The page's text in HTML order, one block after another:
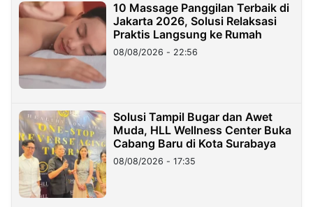
10 Massage Panggilan Terbaik di
Jakarta 2026, Solusi Relaksasi
Praktis Langsung ke Rumah
08/08/2026 - 22:56
Solusi Tampil Bugar dan Awet
Muda, HLL Wellness Center Buka
Cabang Baru di Kota Surabaya
08/08/2026 - 17:35